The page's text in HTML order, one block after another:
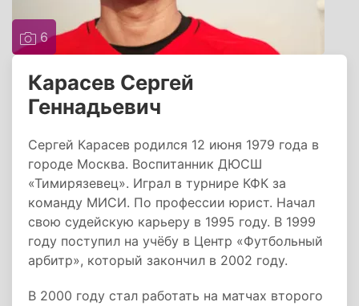
6
Карасев Сергей
Геннадьевич
Сергей Карасев родился 12 июня 1979 года в
городе Москва. Воспитанник ДЮСШ
«Тимирязевец». Играл в турнире КФК за
команду МИСИ. По профессии юрист. Начал
свою судейскую карьеру в 1995 году. В 1999
году поступил на учёбу в Центр «Футбольный
арбитр», который закончил в 2002 году.
В 2000 году стал работать на матчах второго